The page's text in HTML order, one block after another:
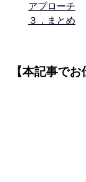
アプローチ
３．まとめ
【本記事でお